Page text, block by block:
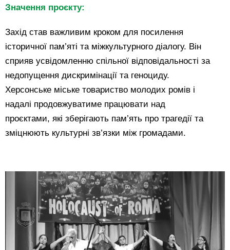
Значення проєкту:
Захід став важливим кроком для посилення
історичної пам’яті та міжкультурного діалогу. Він
сприяв усвідомленню спільної відповідальності за
недопущення дискримінації та геноциду.
Херсонське міське товариство молодих ромів і
надалі продовжуватиме працювати над
проєктами, які зберігають пам’ять про трагедії та
зміцнюють культурні зв’язки між громадами.